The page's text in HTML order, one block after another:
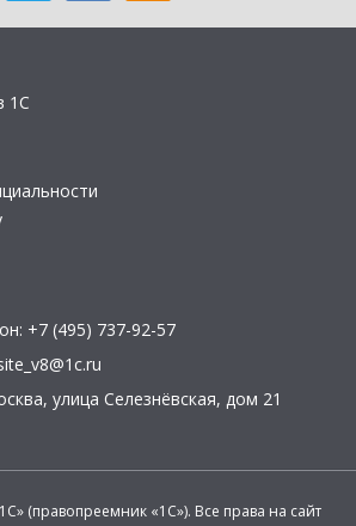
1С
+7 (495) 737-92-57
, улица Селезнёвская, дом 21
(правопреемник «1С»). Все права на сайт